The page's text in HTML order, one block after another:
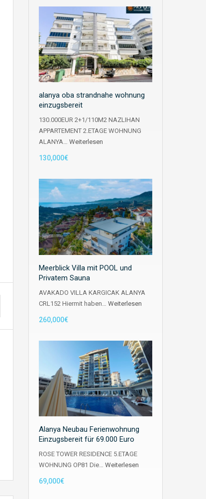
alanya oba strandnahe wohnung
einzugsbereit
130.000EUR 2+1/110M2 NAZLIHAN
APPARTEMENT 2.ETAGE WOHNUNG
ALANYA… Weiterlesen
130,000€
Meerblick Villa mit POOL und
Privatem Sauna
AVAKADO VILLA KARGICAK ALANYA
CRL152 Hiermit haben… Weiterlesen
260,000€
Alanya Neubau Ferienwohnung
Einzugsbereit für 69.000 Euro
ROSE TOWER RESIDENCE 5.ETAGE
WOHNUNG OP81 Die… Weiterlesen
69,000€